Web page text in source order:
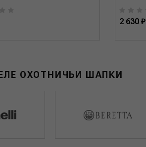
2 630 ₽
ОХОТНИЧЬИ ШАПКИ